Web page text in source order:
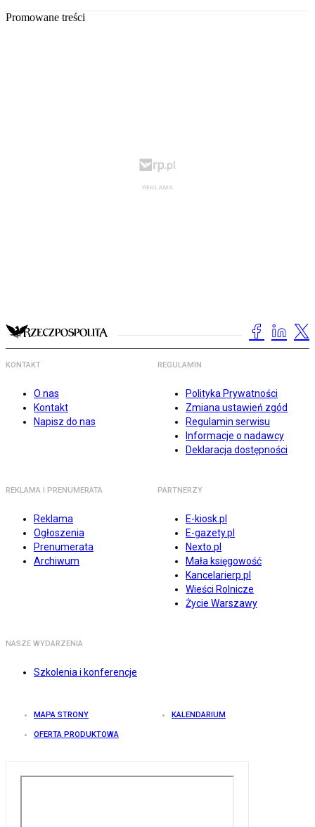
Promowane treści
KONTAKT
O nas
Kontakt
Napisz do nas
REGULAMIN
Polityka Prywatności
Zmiana ustawień zgód
Regulamin serwisu
Informacje o nadawcy
Deklaracja dostępności
REKLAMA I PRENUMERATA
Reklama
Ogłoszenia
Prenumerata
Archiwum
PARTNERZY
E-kiosk.pl
E-gazety.pl
Nexto.pl
Mała księgowość
Kancelarierp.pl
Wieści Rolnicze
Życie Warszawy
NASZE WYDARZENIA
Szkolenia i konferencje
MAPA STRONY KALENDARIUM
OFERTA PRODUKTOWA